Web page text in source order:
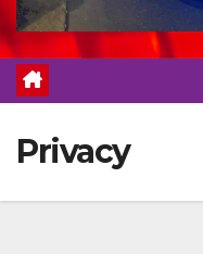
Privacy